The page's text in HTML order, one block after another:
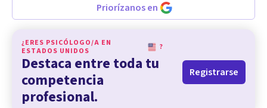
Priorízanos en
¿ERES PSICÓLOGO/A EN
ESTADOS UNIDOS
?
Destaca entre toda tu
competencia
profesional.
Registrarse